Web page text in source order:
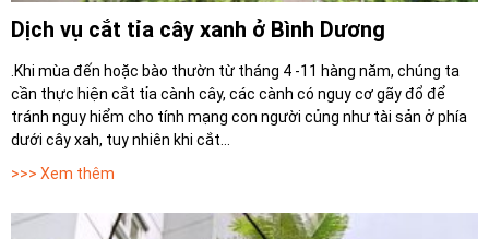
Dịch vụ cắt tỉa cây xanh ở Bình Dương
.Khi mùa đến hoặc bào thườn từ tháng 4 -11 hàng năm, chúng ta
cần thực hiện cắt tỉa cành cây, các cành có nguy cơ gãy đổ để
tránh nguy hiểm cho tính mạng con người củng như tài sản ở phía
dưới cây xah, tuy nhiên khi cắt...
>>> Xem thêm